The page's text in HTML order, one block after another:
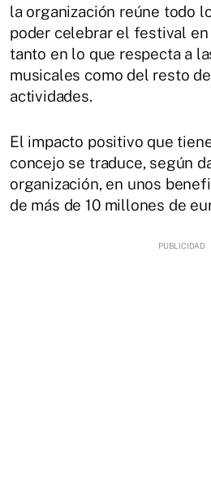
la organización reúne todo
poder celebrar el festival en
tanto en lo que respecta a
musicales como del resto
actividades.
El impacto positivo que
concejo se traduce, según
organización, en unos
de más de 10 millones de